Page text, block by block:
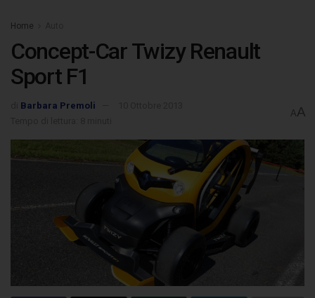
Home
Concept-Car Twizy Renault
Sport F1
Barbara Premoli
AA